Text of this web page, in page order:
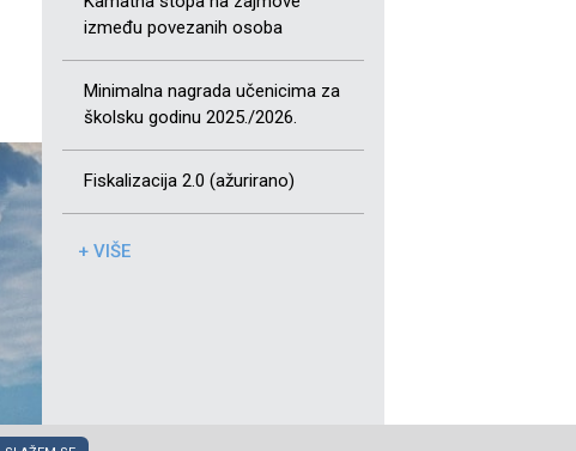
između povezanih osoba
Minimalna nagrada učenicima za
školsku godinu 2025./2026.
Fiskalizacija 2.0 (ažurirano)
+ VIŠE